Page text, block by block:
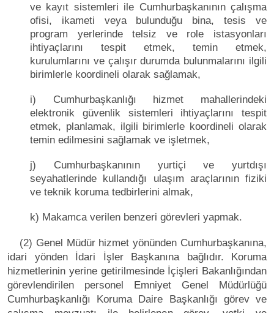
ve kayıt sistemleri ile Cumhurbaşkanının çalışma
ofisi, ikameti veya bulunduğu bina, tesis ve
program yerlerinde telsiz ve role istasyonları
ihtiyaçlarını tespit etmek, temin etmek,
kurulumlarını ve çalışır durumda bulunmalarını ilgili
birimlerle koordineli olarak sağlamak,
i) Cumhurbaşkanlığı hizmet mahallerindeki
elektronik güvenlik sistemleri ihtiyaçlarını tespit
etmek, planlamak, ilgili birimlerle koordineli olarak
temin edilmesini sağlamak ve işletmek,
j) Cumhurbaşkanının yurtiçi ve yurtdışı
seyahatlerinde kullandığı ulaşım araçlarının fiziki
ve teknik koruma tedbirlerini almak,
k) Makamca verilen benzeri görevleri yapmak.
(2) Genel Müdür hizmet yönünden Cumhurbaşkanına,
idari yönden İdari İşler Başkanına bağlıdır. Koruma
hizmetlerinin yerine getirilmesinde İçişleri Bakanlığından
görevlendirilen personel Emniyet Genel Müdürlüğü
Cumhurbaşkanlığı Koruma Daire Başkanlığı görev ve